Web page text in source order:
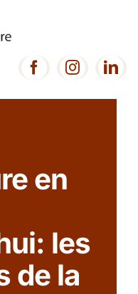
en
les
de la